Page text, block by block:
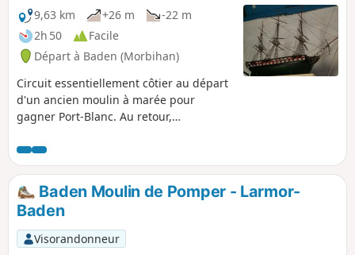
9,63 km
+26 m
-22 m
2h 50
Facile
Départ à Baden (Morbihan)
Circuit essentiellement côtier au départ
d'un ancien moulin à marée pour
gagner Port-Blanc. Au retour,
et ses magnifiques ex-voto marins.
Baden Moulin de Pomper - Larmor-
Baden
Visorandonneur